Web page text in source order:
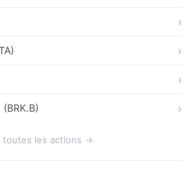
toutes les actions →